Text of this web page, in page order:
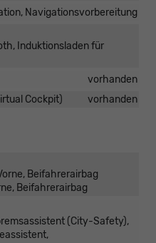
Navigationsvorbereitung
Induktionsladen für
vorhanden
Cockpit)
vorhanden
Beifahrerairbag
Beifahrerairbag
(City-Safety),